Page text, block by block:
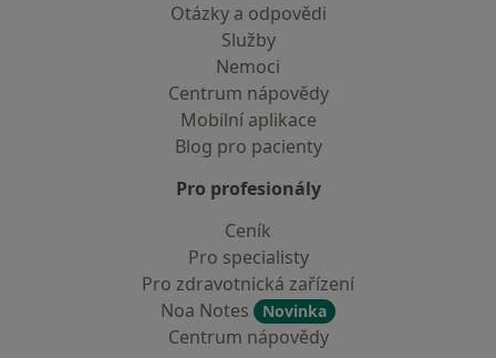
Otázky a odpovědi
Služby
Nemoci
Centrum nápovědy
Mobilní aplikace
Blog pro pacienty
Pro profesionály
Ceník
Pro specialisty
Pro zdravotnická zařízení
Noa Notes
Novinka
Centrum nápovědy